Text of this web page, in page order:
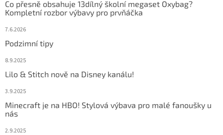
Co přesně obsahuje 13dílný školní megaset Oxybag?
Kompletní rozbor výbavy pro prvňáčka
7.6.2026
Podzimní tipy
8.9.2025
Lilo & Stitch nově na Disney kanálu!
3.9.2025
Minecraft je na HBO! Stylová výbava pro malé fanoušky u
nás
2.9.2025